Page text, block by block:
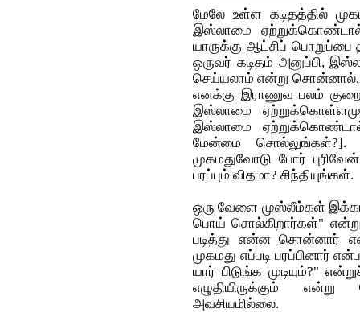
மேலே உள்ள கடிதத்தில்
இஸ்லாமை
யாருக்கு ஆட்சிப் பொறுப்பை
ஒருவர் கடிதம் அனுப்பி,
செய்யலாம் என்று சொன்னால்,
எனக்கு இராணுவ பலம்
இஸ்லாமை
இஸ்லாமை
மேன்மை சொல்லுங்கள்?].
முகமதுவோடு போர்
பரப்பும் விதமா? சிந்தியுங்கள்.
ஒரு வேளை முஸ்லீம்கள்
பொய் சொல்கிறார்கள்"
படித்து என்ன சொன்னார்
முகமது எப்படி பரப்பினார்
யார் பிடுங்க முடியும்?"
எழுதியிருக்கும்
அவசியமில்லை.